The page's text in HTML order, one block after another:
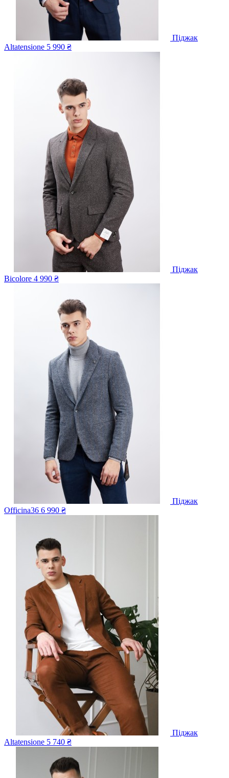
Піджак
Altatensione 5 990 ₴
Піджак
Bicolore 4 990 ₴
Піджак
Officina36 6 990 ₴
Піджак
Altatensione 5 740 ₴